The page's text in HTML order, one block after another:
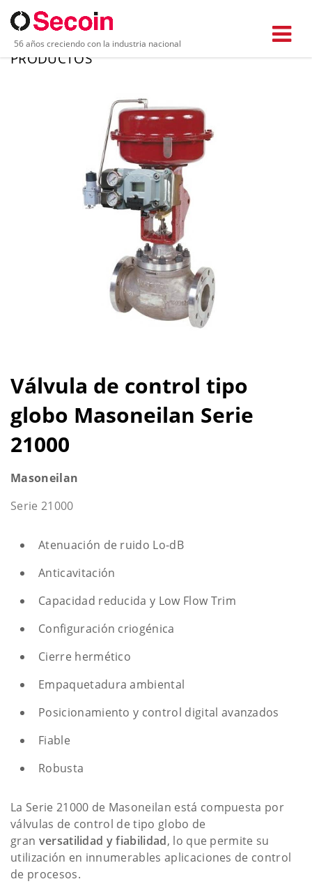
56 años creciendo con la industria nacional
PRODUCTOS
Válvula de control tipo
globo Masoneilan Serie
21000
Masoneilan
Serie 21000
Atenuación de ruido Lo-dB
Anticavitación
Capacidad reducida y Low Flow Trim
Configuración criogénica
Cierre hermético
Empaquetadura ambiental
Posicionamiento y control digital avanzados
Fiable
Robusta
La Serie 21000 de Masoneilan está compuesta por
válvulas de control de tipo globo de
gran versatilidad y fiabilidad, lo que permite su
utilización en innumerables aplicaciones de control
de procesos.